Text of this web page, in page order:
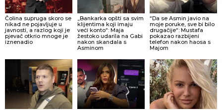
Čolina supruga skoro se
nikad ne pojavljuje u
javnosti, a razlog koji je
pjevač otkrio mnoge je
iznenadio
„Bankarka opšti sa svim
klijentima koji imaju
veći konto“: Maja
žestoko udarila na Gabi
nakon skandala s
Asminom
“Da se Asmin javio na
moje poruke, sve bi bilo
drugačije“: Mustafa
pokazao razbijeni
telefon nakon haosa s
Majom